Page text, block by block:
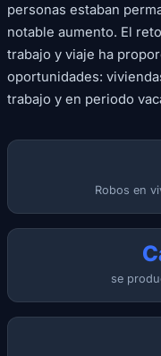
personas estaban
notable aumento. El
trabajo y viaje ha
oportunidades:
trabajo y en periodo
Robos en
se